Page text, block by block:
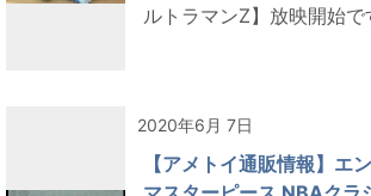
ルトラマンZ】放映開始
2020年6月 7日
【アメトイ通販情報】エ